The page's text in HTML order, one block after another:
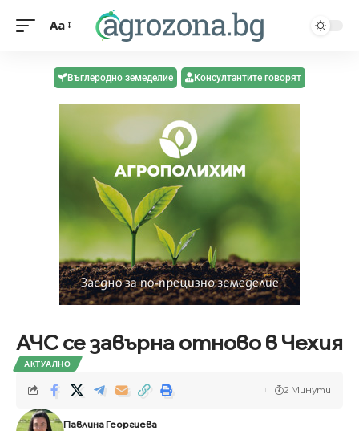
Aa
Въглеродно земеделие Консултантите говорят
АЧС се завърна отново в Чехия
АКТУАЛНО
Павлина Георгиева
2 Минути